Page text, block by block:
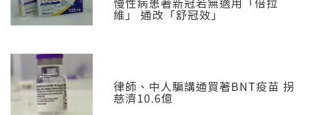
維」 通改「舒冠效」
律師、中人騙講通買著BNT疫苗 拐
慈濟10.6億